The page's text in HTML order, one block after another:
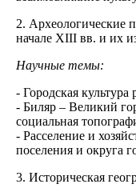
2. Археологические
начале XIII вв. и их
Научные темы:
- Городская культура
- Биляр – Великий
социальная
- Расселение и
поселения и округа
3. Историческая